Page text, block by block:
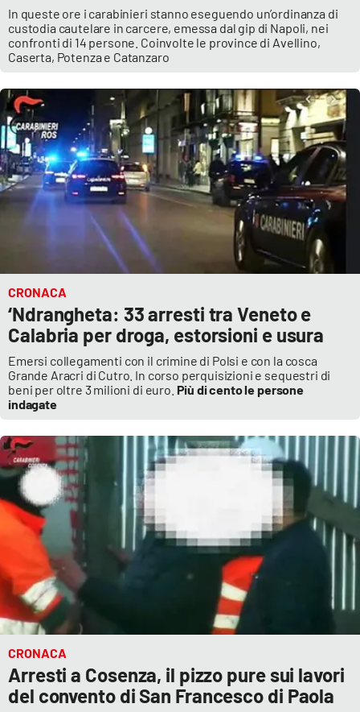
In queste ore i carabinieri stanno eseguendo un’ordinanza di
custodia cautelare in carcere, emessa dal gip di Napoli, nei
confronti di 14 persone. Coinvolte le province di Avellino,
Caserta, Potenza e Catanzaro
CRONACA
‘Ndrangheta: 33 arresti tra Veneto e
Calabria per droga, estorsioni e usura
Emersi collegamenti con il crimine di Polsi e con la cosca
Grande Aracri di Cutro. In corso perquisizioni e sequestri di
beni per oltre 3 milioni di euro. Più di cento le persone
indagate
CRONACA
Arresti a Cosenza, il pizzo pure sui lavori
del convento di San Francesco di Paola